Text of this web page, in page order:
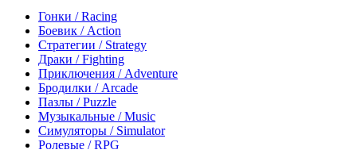
Гонки / Racing
Боевик / Action
Стратегии / Strategy
Драки / Fighting
Приключения / Adventure
Бродилки / Arcade
Пазлы / Puzzle
Музыкальные / Music
Симуляторы / Simulator
Ролевые / RPG